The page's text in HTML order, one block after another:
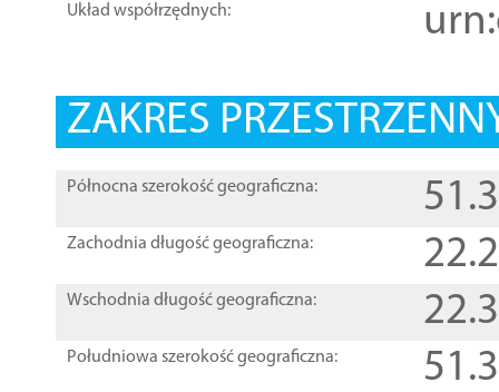
Układ współrzędnych:
ZAKRES
Północna szerokość geograficzna:
Zachodnia długość geograficzna:
Wschodnia długość geograficzna:
Południowa szerokość geograficzna: